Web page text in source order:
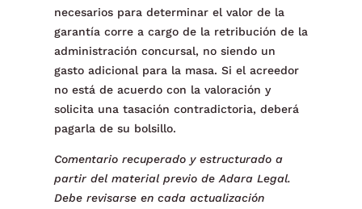
necesarios para determinar el valor de la
garantía corre a cargo de la retribución de la
administración concursal, no siendo un
gasto adicional para la masa. Si el acreedor
no está de acuerdo con la valoración y
solicita una tasación contradictoria, deberá
pagarla de su bolsillo.
Comentario recuperado y estructurado a
partir del material previo de Adara Legal.
Debe revisarse en cada actualización